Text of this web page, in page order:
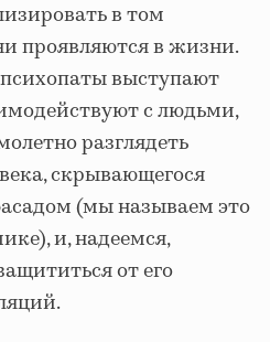
в том
проявляются в жизни.
выступают
с людьми,
разглядеть
скрывающегося
(мы называем это
и, надеемся,
от его